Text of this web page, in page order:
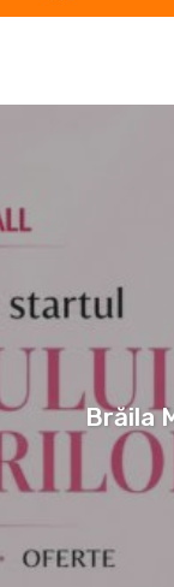
Brăila